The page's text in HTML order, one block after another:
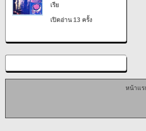
เรีย
เปิดอ่าน 13 ครั้ง
หน้าแร